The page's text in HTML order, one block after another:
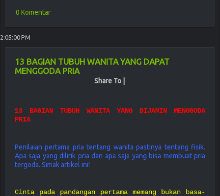
0 Komentar
2:05:00 PM
13 BAGIAN TUBUH WANITA YANG DAPAT
MENGGODA PRIA
Share To |
13 BAGIAN TUBUH WANITA YANG DIJAMIN MENGGODA
PRIA
Penilaian pertama pria tentang wanita pastinya tentang fisik.
Apa saja yang dilirik pria dan apa saja yang bisa membuat pria
tergoda. Simak artikel ini!
Cinta pada pandangan pertama memang bukan basa-